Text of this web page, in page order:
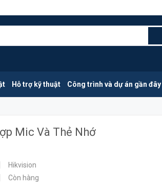
Hỗ trợ kỹ thuật Công trình và dự án gần đây
Mic Và Thẻ Nhớ
Hikvision
Còn hàng
MUA NGAY